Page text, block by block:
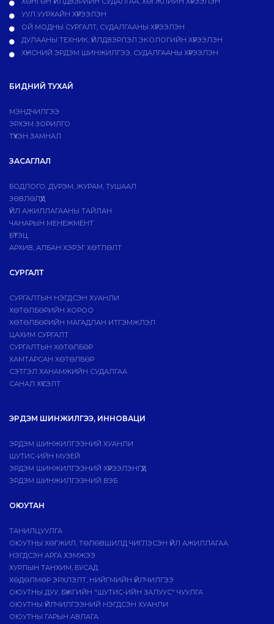
УУЛ УУРХАЙН ХҮРЭЭЛЭН
ОЙ МОДНЫ СУРГАЛТ, СУДАЛГААНЫ ХҮРЭЭЛЭН
ДУЛААНЫ ТЕХНИК, ҮЙЛДВЭРЛЭЛ ЭКОЛОГИЙН ХҮРЭЭЛЭН
ХҮНСНИЙ ЭРДЭМ ШИНЖИЛГЭЭ, СУДАЛГААНЫ ХҮРЭЭЛЭН
БИДНИЙ ТУХАЙ
МЭНДЧИЛГЭЭ
ЭРХЭМ ЗОРИЛГО
ТҮҮХЭН ЗАМНАЛ
ЗАСАГЛАЛ
БОДЛОГО, ДVРЭМ, ЖУРАМ, ТУШААЛ
ЗӨВЛӨЛҮҮД
ҮЙЛ АЖИЛЛАГААНЫ ТАЙЛАН
ЧАНАРЫН МЕНЕЖМЕНТ
БҮТЭЦ
АРХИВ, АЛБАН ХЭРЭГ ХӨТЛӨЛТ
СУРГАЛТ
СУРГАЛТЫН НЭГДСЭН ХУАНЛИ
ХӨТӨЛБӨРИЙН ХОРОО
ХӨТӨЛБӨРИЙН МАГАДЛАН ИТГЭМЖЛЭЛ
ЦАХИМ СУРГАЛТ
СУРГАЛТЫН ХӨТӨЛБӨР
ХАМТАРСАН ХӨТӨЛБӨР
СЭТГЭЛ ХАНАМЖИЙН СУДАЛГАА
САНАЛ ХҮСЭЛТ
ЭРДЭМ ШИНЖИЛГЭЭ, ИННОВАЦИ
ЭРДЭМ ШИНЖИЛГЭЭНИЙ ХУАНЛИ
ШУТИС-ИЙН МУЗЕЙ
ЭРДЭМ ШИНЖИЛГЭЭНИЙ ХҮРЭЭЛЭНГҮҮД
ЭРДЭМ ШИНЖИЛГЭЭНИЙ ВЭБ
ОЮУТАН
ТАНИЛЦУУЛГА
ОЮУТНЫ ХӨГЖИЛ, ТӨЛӨВШИЛД ЧИГЛЭСЭН ҮЙЛ АЖИЛЛАГАА
НЭГДСЭН АРГА ХЭМЖЭЭ
ХУРЛЫН ТАНХИМ, БУСАД
ХӨДӨЛМӨР ЭРХЛЭЛТ, НИЙГМИЙН ҮЙЛЧИЛГЭЭ
ОЮУТНЫ ДУУ, БҮЖГИЙН "ШУТИС-ИЙН ЗАЛУУС" ЧУУЛГА
ОЮУТНЫ ҮЙЛЧИЛГЭЭНИЙ НЭГДСЭН ХУАНЛИ
ОЮУТНЫ ГАРЫН АВЛАГА